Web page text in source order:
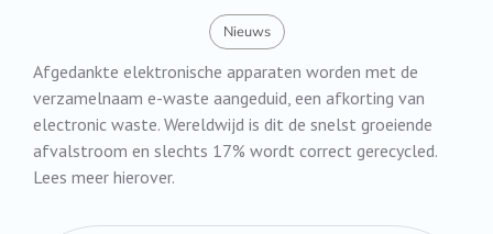
Nieuws
Afgedankte elektronische apparaten worden met de
verzamelnaam e-waste aangeduid, een afkorting van
electronic waste. Wereldwijd is dit de snelst groeiende
afvalstroom en slechts 17% wordt correct gerecycled.
Lees meer hierover.